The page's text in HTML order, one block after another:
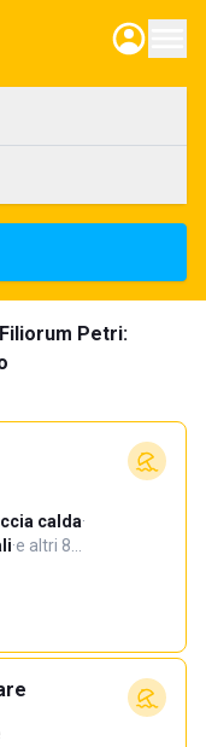
Petri:
calda·
·e altri 8…